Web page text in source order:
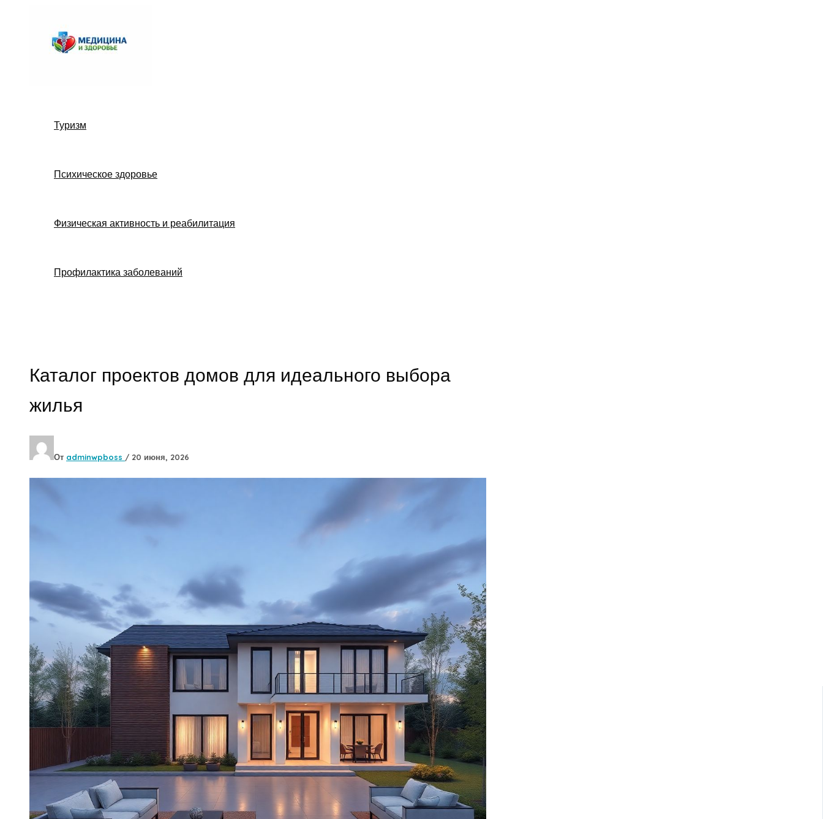
содержимому
Туризм
Психическое здоровье
Физическая активность и реабилитация
Профилактика заболеваний
Каталог проектов домов для идеального выбора
жилья
От adminwpboss / 20 июня, 2026